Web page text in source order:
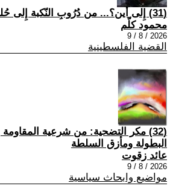
(31) إِلى أين؟... من دُرُوبِ النّكبة إِلى حُلمِ العودة
محمود كلّم
2026 / 8 / 9
القضية الفلسطينية
(32) مكر التضحية: من شرعية المقاومة
البطولة ومأزق السلطة
عائد زقوت
2026 / 8 / 9
مواضيع وابحاث سياسية